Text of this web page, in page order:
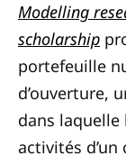
Modelling
scholarship
portefeuille
d’ouverture,
dans
activités